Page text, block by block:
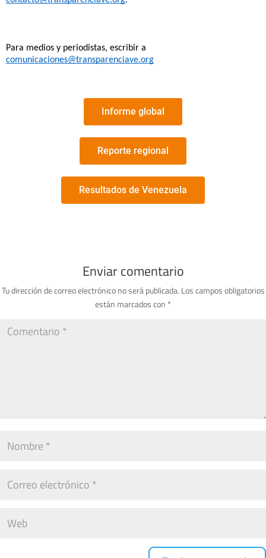
comunicaciones@transparenciave.org
Informe global
Reporte regional
Resultados de Venezuela
Enviar comentario
Tu dirección de correo electrónico no será publicada. Los campos obligatorios
están marcados con *